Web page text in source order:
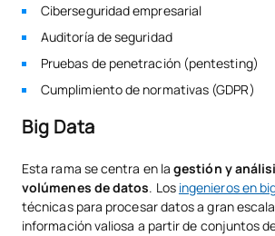
Ciberseguridad empresarial
Auditoría de seguridad
Pruebas de penetración (pentesting)
Cumplimiento de normativas (GDPR)
Big Data
Esta rama se centra en lagestión y
volúmenes de datos. Los ingenieros en
técnicas para procesar datos a gran
información valiosa a partir de conjuntos